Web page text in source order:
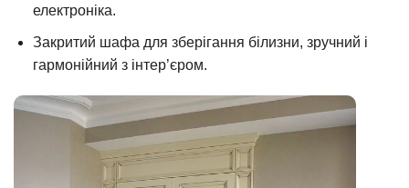
електроніка.
Закритий шафа для зберігання білизни, зручний і
гармонійний з інтер’єром.